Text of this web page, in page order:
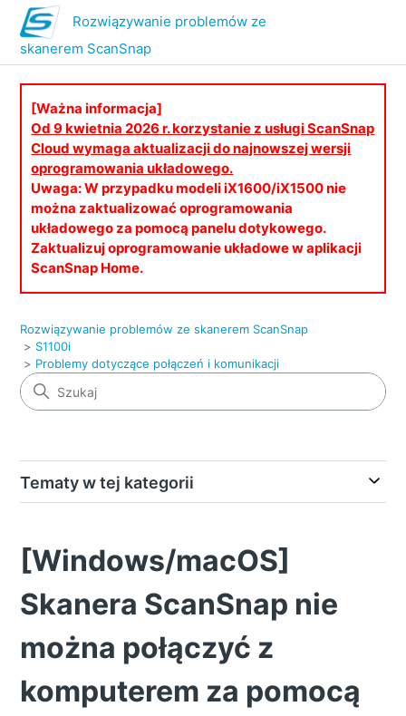
Rozwiązywanie problemów ze
skanerem ScanSnap
[Ważna informacja]
Od 9 kwietnia 2026 r. korzystanie z usługi ScanSnap
Cloud wymaga aktualizacji do najnowszej wersji
oprogramowania układowego.
Uwaga: W przypadku modeli iX1600/iX1500 nie
można zaktualizować oprogramowania
układowego za pomocą panelu dotykowego.
Zaktualizuj oprogramowanie układowe w aplikacji
ScanSnap Home.
Rozwiązywanie problemów ze skanerem ScanSnap
S1100i
Problemy dotyczące połączeń i komunikacji
Tematy w tej kategorii
[Windows/macOS]
Skanera ScanSnap nie
można połączyć z
komputerem za pomocą